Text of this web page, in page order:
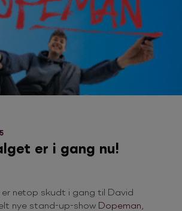
er i gang nu!
netop skudt i gang til David
nye stand-up-show Dopeman